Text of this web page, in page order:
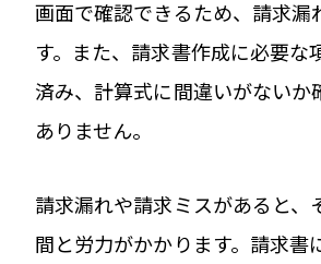
画面で確認できるため、請求漏
す。また、請求書作成に必要な
済み、計算式に間違いがないか
ありません。
請求漏れや請求ミスがあると、
間と労力がかかります。請求書